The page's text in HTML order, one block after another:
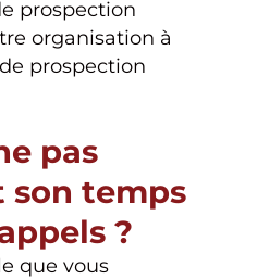
prospection
organisation à
prospection
pas
son temps
?
que vous